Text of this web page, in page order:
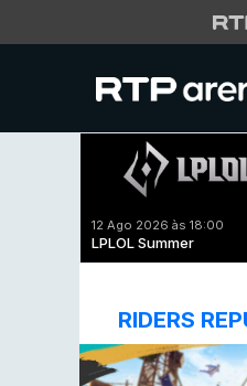
12 Ago 2026 às 18:00
LPLOL Summer
RIDERS